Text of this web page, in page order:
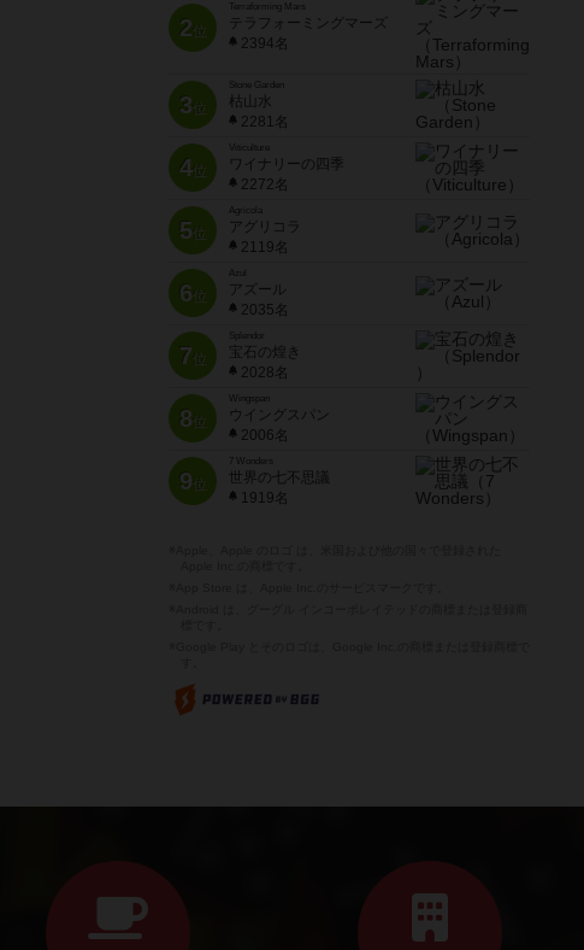
2位
Terraforming Mars
テラフォーミングマーズ
2394名
3位
Stone Garden
枯山水
2281名
4位
Viticulture
ワイナリーの四季
2272名
5位
Agricola
アグリコラ
2119名
6位
Azul
アズール
2035名
7位
宝石の煌き
2028名
8位
Wingspan
ウイングスパン
2006名
9位
7 Wonders
世界の七不思議
1919名